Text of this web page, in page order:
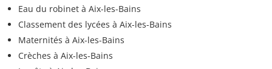
Eau du robinet à Aix-les-Bains
Classement des lycées à Aix-les-Bains
Maternités à Aix-les-Bains
Crèches à Aix-les-Bains